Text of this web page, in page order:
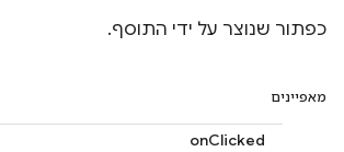
כפתור שנוצר על ידי התוסף.
מאפיינים
onClicked